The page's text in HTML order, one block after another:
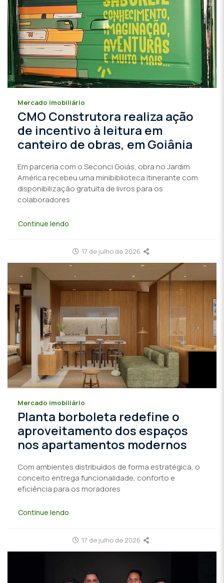
Mercado imobiliário
CMO Construtora realiza ação
de incentivo à leitura em
canteiro de obras, em Goiânia
Em parceria com o Seconci Goiás, obra no Jardim
América recebeu uma minibiblioteca itinerante com
disponibilização gratuita de livros para os
colaboradores
Continue lendo
17 de julho de 2026
Mercado imobiliário
Planta borboleta redefine o
aproveitamento dos espaços
nos apartamentos modernos
Com ambientes distribuídos de forma estratégica, o
conceito entrega funcionalidade, conforto e
eficiência para os moradores
Continue lendo
17 de julho de 2026